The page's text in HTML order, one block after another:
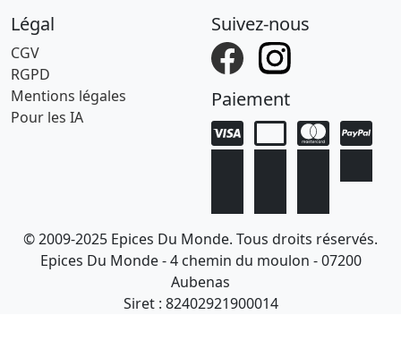
Légal
CGV
RGPD
Mentions légales
Pour les IA
Suivez-nous
Paiement
© 2009-2025 Epices Du Monde. Tous droits réservés.
Epices Du Monde - 4 chemin du moulon - 07200
Aubenas
Siret : 82402921900014